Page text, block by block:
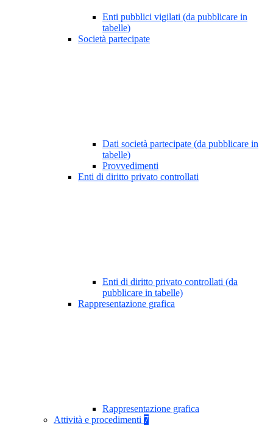
Enti pubblici vigilati (da pubblicare in
tabelle)
Società partecipate
Dati società partecipate (da pubblicare in
tabelle)
Provvedimenti
Enti di diritto privato controllati
Enti di diritto privato controllati (da
pubblicare in tabelle)
Rappresentazione grafica
Rappresentazione grafica
Attività e procedimenti 7